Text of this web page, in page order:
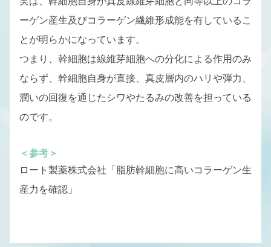
ーゲン産生及びコラーゲン繊維形成能を有しているこ
とが明らかになっています。
つまり、幹細胞は線維芽細胞への分化による作用のみ
ならず、幹細胞自身が直接、真皮層内のハリや弾力、
潤いの回復を通じたシワやたるみの改善を担っている
のです。
＜参考＞
ロート製薬株式会社「脂肪幹細胞に高いコラーゲン生
産力を確認」